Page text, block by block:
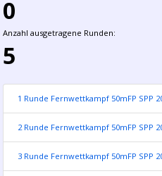
0
Anzahl ausgetragene Runden:
5
1 Runde Fernwettkampf 50mFP SPP
2 Runde Fernwettkampf 50mFP SPP
3 Runde Fernwettkampf 50mFP SPP